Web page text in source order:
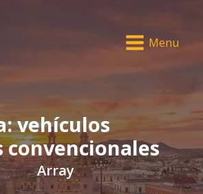
Menu
vehículos
Array